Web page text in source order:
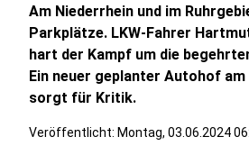
Am Niederrhein und im
Parkplätze. LKW-Fahrer
hart der Kampf um die
Ein neuer geplanter Autohof
sorgt für Kritik.
Veröffentlicht: Montag, 03.06.2024